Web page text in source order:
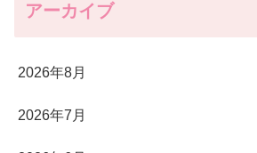
アーカイブ
2026年8月
2026年7月